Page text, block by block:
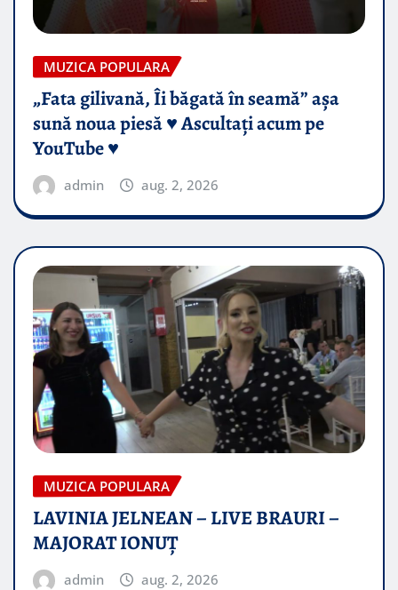
MUZICA POPULARA
„Fata gilivană, Îi băgată în seamă” așa
sună noua piesă ♥️ Ascultați acum pe
YouTube ♥️
admin aug. 2, 2026
MUZICA POPULARA
LAVINIA JELNEAN – LIVE BRAURI –
MAJORAT IONUŢ
admin aug. 2, 2026